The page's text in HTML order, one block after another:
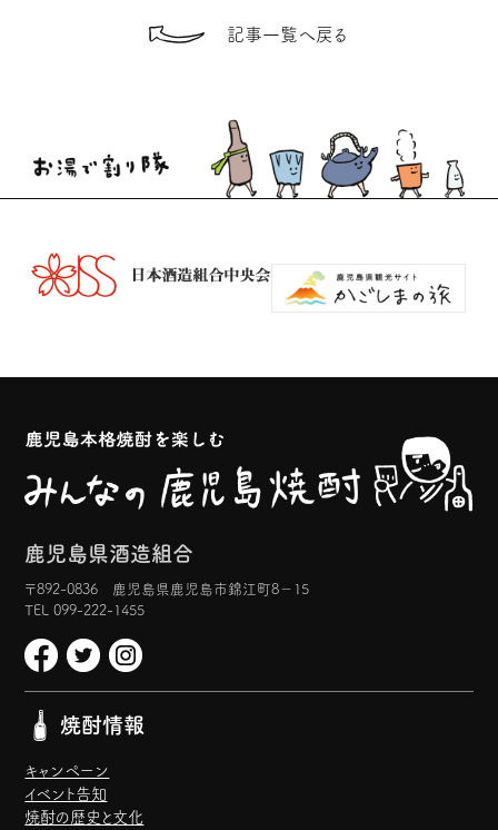
記事一覧へ戻る
鹿児島県酒造組合
〒892-0836 鹿児島県鹿児島市錦江町8−15
TEL 099-222-1455
焼酎情報
キャンペーン
イベント告知
焼酎の歴史と文化